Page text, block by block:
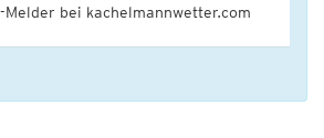
Melder bei kachelmannwetter.com